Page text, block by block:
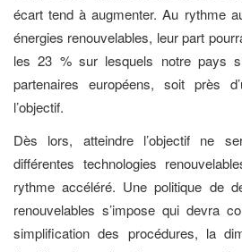
écart tend à augmenter. Au rythme
énergies renouvelables, leur part
les 23 % sur lesquels notre pays
partenaires européens, soit près
l’objectif.
Dès lors, atteindre l’objectif ne
différentes technologies
rythme accéléré. Une politique de
renouvelables s’impose qui devra
simplification des procédures, la